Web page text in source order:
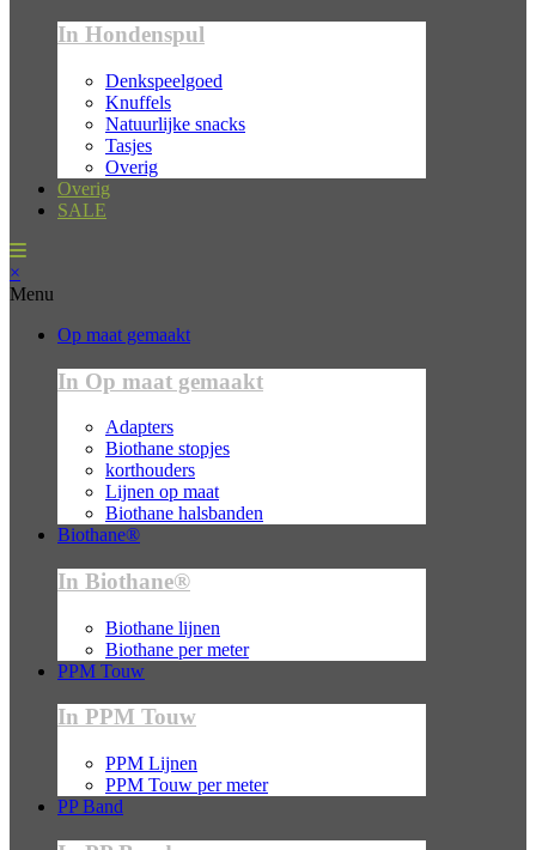
In Hondenspul
Denkspeelgoed
Knuffels
Natuurlijke snacks
Tasjes
Overig
Overig
SALE
×
Menu
Op maat gemaakt
In Op maat gemaakt
Adapters
Biothane stopjes
korthouders
Lijnen op maat
Biothane halsbanden
Biothane®
In Biothane®
Biothane lijnen
Biothane per meter
PPM Touw
In PPM Touw
PPM Lijnen
PPM Touw per meter
PP Band